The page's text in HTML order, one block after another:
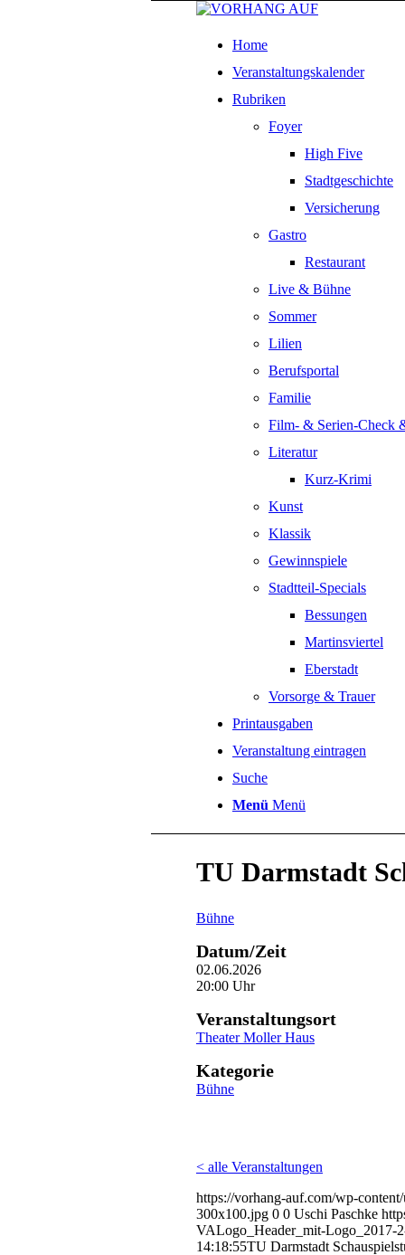
Home
Veranstaltungskalender
Rubriken
Foyer
High Five
Stadtgeschichte
Versicherung
Gastro
Restaurant
Live & Bühne
Sommer
Lilien
Berufsportal
Familie
Film- & Serien-Check
Literatur
Kurz-Krimi
Kunst
Klassik
Gewinnspiele
Stadtteil-Specials
Bessungen
Martinsviertel
Eberstadt
Vorsorge & Trauer
Printausgaben
Veranstaltung eintragen
Suche
Menü Menü
TU Darmstadt
Bühne
Datum/Zeit
02.06.2026
20:00 Uhr
Veranstaltungsort
Theater Moller Haus
Kategorie
Bühne
< alle Veranstaltungen
https://vorhang-auf.com/wp-
300x100.jpg 0 0 Uschi Paschke
VALogo_Header_mit-Logo_2017-
14:18:55TU Darmstadt